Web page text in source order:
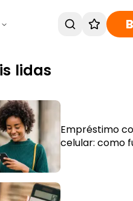
lidas
Empréstimo
celular: como